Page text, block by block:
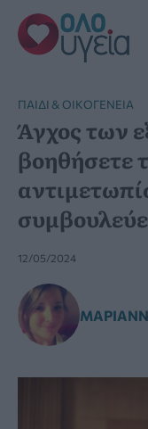
Μετάβαση
στο
περιεχόμενο
ΠΑΙΔΊ & ΟΙΚΟΓΈΝΕΙΑ
Άγχος των
βοηθήσετε
12/05/2024